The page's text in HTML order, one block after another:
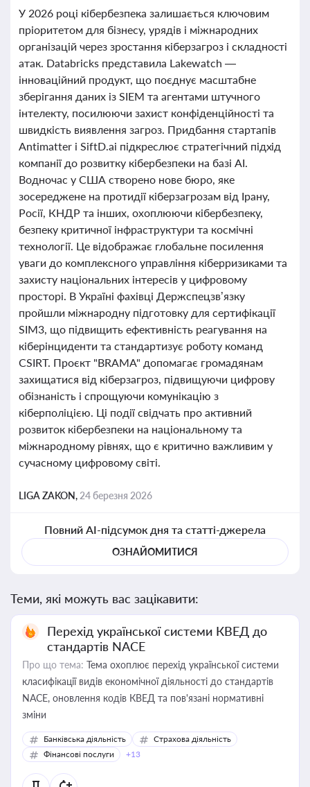
У 2026 році кібербезпека залишається ключовим
пріоритетом для бізнесу, урядів і міжнародних
організацій через зростання кіберзагроз і складності
атак. Databricks представила Lakewatch —
інноваційний продукт, що поєднує масштабне
зберігання даних із SIEM та агентами штучного
інтелекту, посилюючи захист конфіденційності та
швидкість виявлення загроз. Придбання стартапів
Antimatter і SiftD.ai підкреслює стратегічний підхід
компанії до розвитку кібербезпеки на базі AI.
Водночас у США створено нове бюро, яке
зосереджене на протидії кіберзагрозам від Ірану,
Росії, КНДР та інших, охоплюючи кібербезпеку,
безпеку критичної інфраструктури та космічні
технології. Це відображає глобальне посилення
уваги до комплексного управління кіберризиками та
захисту національних інтересів у цифровому
просторі. В Україні фахівці Держспецзв’язку
пройшли міжнародну підготовку для сертифікації
SIM3, що підвищить ефективність реагування на
кіберінциденти та стандартизує роботу команд
CSIRT. Проєкт "BRAMA" допомагає громадянам
захищатися від кіберзагроз, підвищуючи цифрову
обізнаність і спрощуючи комунікацію з
кіберполіцією. Ці події свідчать про активний
розвиток кібербезпеки на національному та
міжнародному рівнях, що є критично важливим у
сучасному цифровому світі.
LIGA ZAKON, 24 березня 2026
Повний AI-підсумок дня та статті-джерела
ОЗНАЙОМИТИСЯ
Теми, які можуть вас зацікавити:
Перехід української системи КВЕД до
стандартів NACE
Про що тема: Тема охоплює перехід української системи
класифікації видів економічної діяльності до стандартів
NACE, оновлення кодів КВЕД та пов'язані нормативні
зміни
Банківська діяльність
Страхова діяльність
Фінансові послуги
+13